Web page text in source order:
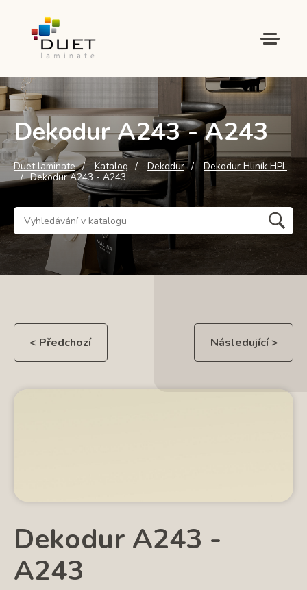
Dekodur A243 - A243
Duet laminate Katalog Dekodur
Dekodur Hliník HPL
Dekodur A243 - A243
< Předchozí Následující >
Dekodur A243 -
A243